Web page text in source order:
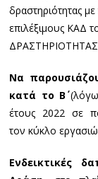
δραστηριότητας
επιλέξιμους ΚΑΔ
Να
κατά το Β΄ (λόγω
έτους 2022 σε
τον κύκλο
Ενδεικτικές